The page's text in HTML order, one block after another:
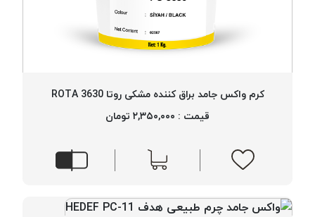
کرم واکس جامد براق کننده مشکی روتا 3630 ROTA
قیمت : ۲,۳۵۰,۰۰۰ تومان